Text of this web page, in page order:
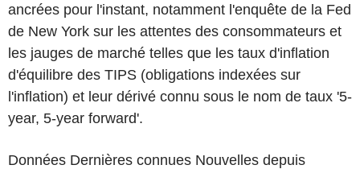
ancrées pour l'instant, notamment l'enquête de la Fed
de New York sur les attentes des consommateurs et
les jauges de marché telles que les taux d'inflation
d'équilibre des TIPS (obligations indexées sur
l'inflation) et leur dérivé connu sous le nom de taux '5-
year, 5-year forward'.
Données Dernières connues Nouvelles depuis